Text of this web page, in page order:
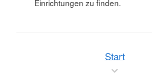
Einrichtungen zu finden.
Start